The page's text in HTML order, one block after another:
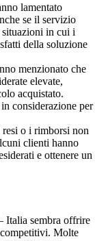
lamentato
se il servizio
situazioni in cui i
della soluzione
menzionato che
elevate,
acquistato.
considerazione per
o i rimborsi non
clienti hanno
e ottenere un
Italia sembra offrire
Molte